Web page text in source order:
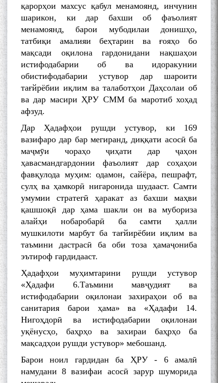
қарорҳои махсус қабул менамоянд, инчунин
шарикон, ки дар бахши об фаъолият
менамоянд, барои мубодилаи донишҳо,
татбиқи амалияи беҳтарин ва ғояҳо бо
мақсади оқилона гардонидани нақшаҳои
истифодабарии об ва идоракунии
обистифодабарии устувор дар шароити
тағйрёбии иқлим ва талаботҳои Даҳсолаи об
ва дар масири ҲРУ СММ ба маротиб хоҳад
афзуд.
Дар Ҳадафҳои рушди устувор, ки 169
вазифаро дар бар мегиранд, диққати асосӣ ба
маҷмӯи чораҳо ҷиҳати дар ҷаҳон
ҳавасмандгардонии фаъолият дар соҳаҳои
фавқулода муҳим: одамон, сайёра, пешрафт,
сулҳ ва ҳамкорӣ нигаронида шудааст. Самти
умумии стратегӣ ҳаракат аз бахши маҳви
қашшоқӣ дар ҳама шакли он ва мубориза
алайҳи нобаробарӣ ба самти ҳалли
мушкилоти марбут ба тағйирёбии иқлим ва
таъмини дастрасӣ ба оби тоза ҳамаҷониба
эътироф гардидааст.
Ҳадафҳои муҳимтарини рушди устувор
«Ҳадафи 6.Таъмини мавҷудият ва
истифодабарии оқилонаи захираҳои об ва
санитария барои ҳама» ва «Ҳадафи 14.
Нигоҳдорӣ ва истифодабарии оқилонаи
уқёнусҳо, баҳрҳо ва захираи баҳрҳо ба
мақсадҳои рушди устувор» мебошанд.
Барои ноил гардидан ба ҲРУ - 6 амалӣ
намудани 8 вазифаи асосӣ зарур шуморида